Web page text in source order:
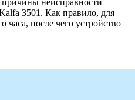
причины неисправности
3501. Как правило, для
часа, после чего устройство